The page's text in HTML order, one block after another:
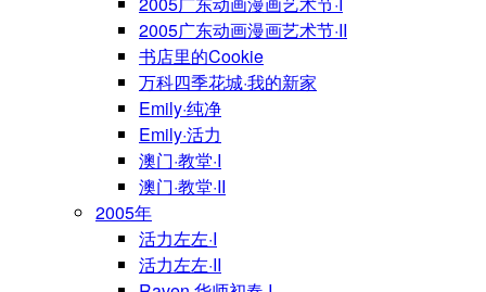
2005广东动画漫画艺术节·II
书店里的Cookie
万科四季花城·我的新家
Emily·纯净
Emily·活力
澳门·教堂·I
澳门·教堂·II
2005年
活力左左·I
活力左左·II